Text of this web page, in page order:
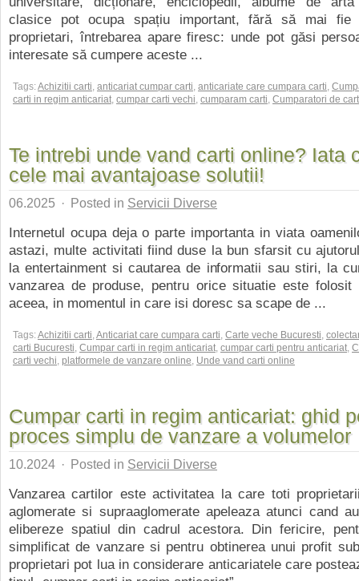
clasice pot ocupa spațiu important, fără să mai fie
proprietari, întrebarea apare firesc: unde pot găsi
interesate să cumpere aceste ...
Tags:Achizitii carti, anticariat cumpar carti, anticariate care cumpara carti,
carti in regim anticariat, cumpar carti vechi, cumparam carti, Cumparatori de
Te intrebi unde vand carti online? Iata
cele mai avantajoase solutii!
06.2025 · Posted in Servicii Diverse
Internetul ocupa deja o parte importanta in viata
astazi, multe activitati fiind duse la bun sfarsit cu
la entertainment si cautarea de informatii sau stiri, la
vanzarea de produse, pentru orice situatie este folosit
aceea, in momentul in care isi doresc sa scape de ...
Tags:Achizitii carti,Anticariat care cumpara carti, Carte veche Bucuresti,
carti Bucuresti, Cumpar carti in regim anticariat, cumpar carti pentru anticariat,
carti vechi, platformele de vanzare online, Unde vand carti online
Cumpar carti in regim anticariat: ghid
proces simplu de vanzare a volumelor
10.2024 · Posted in Servicii Diverse
Vanzarea cartilor este activitatea la care toti
aglomerate si supraaglomerate apeleaza atunci cand
elibereze spatiul din cadrul acestora. Din fericire,
simplificat de vanzare si pentru obtinerea unui profit
proprietari pot lua in considerare anticariatele care